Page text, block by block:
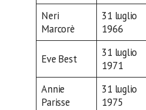
Neri
Marcorè
31 luglio
1966
Eve Best
31 luglio
1971
Annie
Parisse
31 luglio
1975